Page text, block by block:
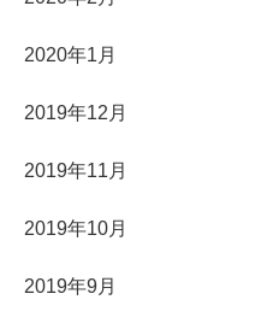
2020年1月
2019年12月
2019年11月
2019年10月
2019年9月